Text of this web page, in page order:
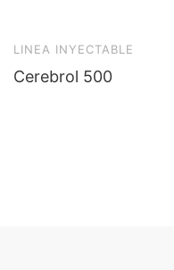
LINEA INYECTABLE
Cerebrol 500